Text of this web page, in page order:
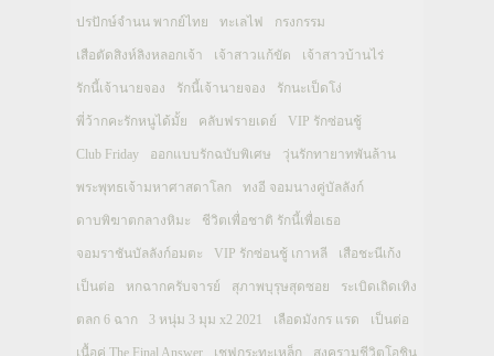
ปรปักษ์จำนน พากย์ไทย ทะเลไฟ กรงกรรม
เสือตัดสิงห์ลิงหลอกเจ้า เจ้าสาวแก้ขัด เจ้าสาวบ้านไร่
รักนี้เจ้านายจอง รักนี้เจ้านายจอง รักนะเป็ดโง่
พี่ว้ากคะรักหนูได้มั้ย คลับฟรายเดย์ VIP รักซ่อนชู้
Club Friday ออกแบบรักฉบับพิเศษ วุ่นรักทายาทพันล้าน
พระพุทธเจ้ามหาศาสดาโลก ทงอี จอมนางคู่บัลลังก์
ดาบพิฆาตกลางหิมะ ชีวิตเพื่อชาติ รักนี้เพื่อเธอ
จอมราชันบัลลังก์อมตะ VIP รักซ่อนชู้ เกาหลี เสือชะนีเก้ง
เป็นต่อ หกฉากครับจารย์ สุภาพบุรุษสุดซอย ระเบิดเถิดเทิง
ตลก 6 ฉาก 3 หนุ่ม 3 มุม x2 2021 เลือดมังกร แรด เป็นต่อ
เนื้อคู่ The Final Answer เชฟกระทะเหล็ก สงครามชีวิตโอชิน